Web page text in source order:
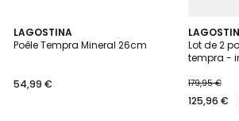
LAGOSTINA
Poêle Tempra Mineral 26cm
54,99 €
4,3
/ 5
Lot de 2
tempra -
179,95 €
125,96 €